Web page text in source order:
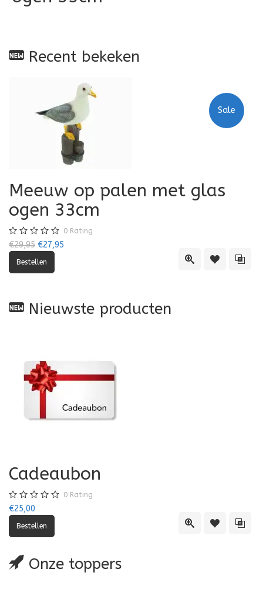
Recent bekeken
Sale
Quick ViewToevoegen
Meeuw op palen met glas
ogen 33cm
0 Rating
€29,95 €27,95
Nieuwste producten
Quick ViewToevoegen
Cadeaubon
0 Rating
€25,00
Onze toppers